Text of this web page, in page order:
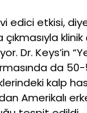
edici etkisi,
çıkmasıyla
Dr. Keys’in
da
kalp
Amerikalı